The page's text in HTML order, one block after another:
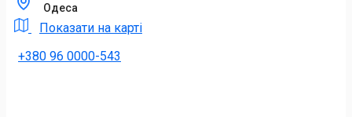
Одеса
Показати на карті
+380 96 0000-543